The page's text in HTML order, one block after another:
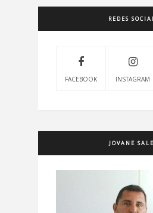
REDES
FACEBOOK INSTAGRAM
JOVANE